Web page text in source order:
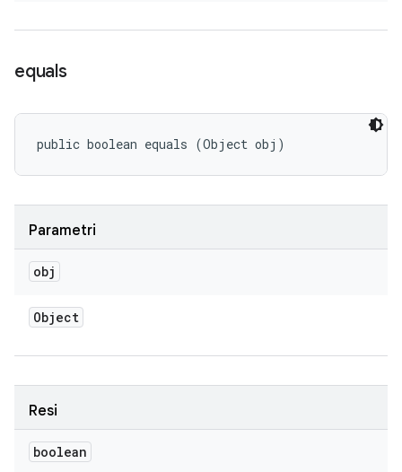
equals
public boolean equals (Object obj)
Parametri
obj
Object
Resi
boolean